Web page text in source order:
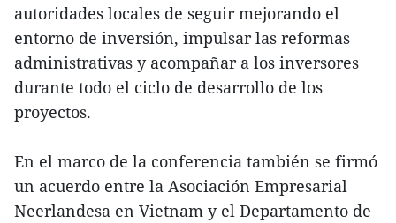
autoridades locales de seguir mejorando el
entorno de inversión, impulsar las reformas
administrativas y acompañar a los inversores
durante todo el ciclo de desarrollo de los
proyectos.
En el marco de la conferencia también se firmó
un acuerdo entre la Asociación Empresarial
Neerlandesa en Vietnam y el Departamento de